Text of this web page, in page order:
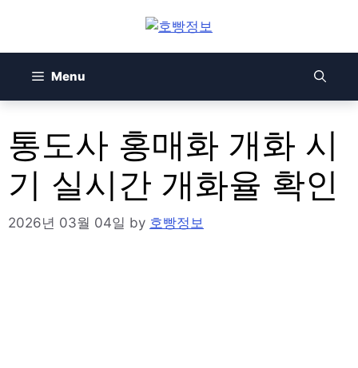
content
Menu
통도사 홍매화 개화 시
기 실시간 개화율 확인
2026년 03월 04일 by 호빵정보